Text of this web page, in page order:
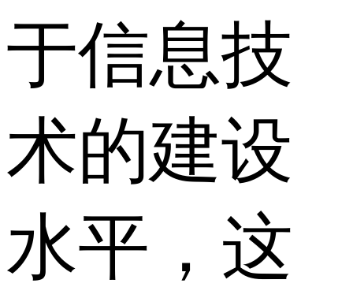
于信息技
术的建设
水平，这